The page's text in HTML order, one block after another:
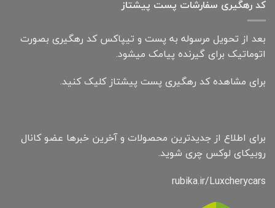
کد رهگیری سفارشات پست پیشتاز
بعد از تحویل مرسوله به پست و تیپاکس کد رهگیری بصورت
اتوماتیک برای گیرنده پیامک میشود.
برای مشاهده کد رهگیری پست پیشتاز کلیک کنید.
برای اطلاع از جدیدترین محصولات و آخرین خبرها عضو کانال
روبیکای لوکس چری شوید.
rubika.ir/Luxcherycars